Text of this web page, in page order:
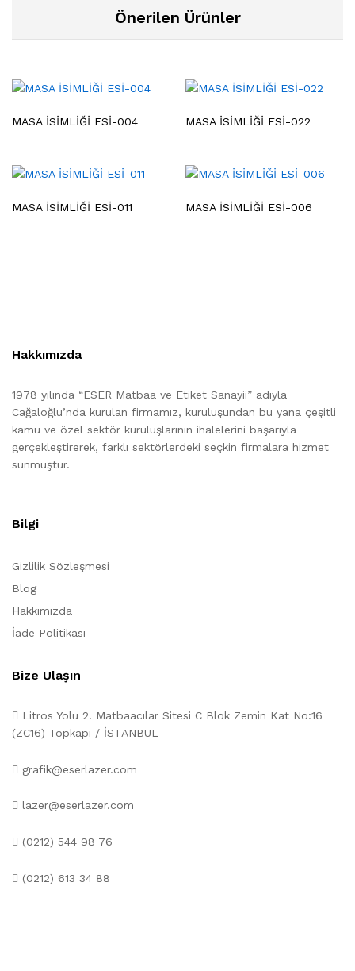
Önerilen Ürünler
MASA İSİMLİĞİ ESİ-004 MASA İSİMLİĞİ ESİ-022
MASA İSİMLİĞİ ESİ-011 MASA İSİMLİĞİ ESİ-006
Hakkımızda
1978 yılında “ESER Matbaa ve Etiket Sanayii” adıyla
Cağaloğlu’nda kurulan firmamız, kuruluşundan bu yana çeşitli
kamu ve özel sektör kuruluşlarının ihalelerini başarıyla
gerçekleştirerek, farklı sektörlerdeki seçkin firmalara hizmet
sunmuştur.
Bilgi
Gizlilik Sözleşmesi
Blog
Hakkımızda
İade Politikası
Bize Ulaşın
Litros Yolu 2. Matbaacılar Sitesi C Blok Zemin Kat No:16
(ZC16) Topkapı / İSTANBUL
grafik@eserlazer.com
lazer@eserlazer.com
(0212) 544 98 76
(0212) 613 34 88